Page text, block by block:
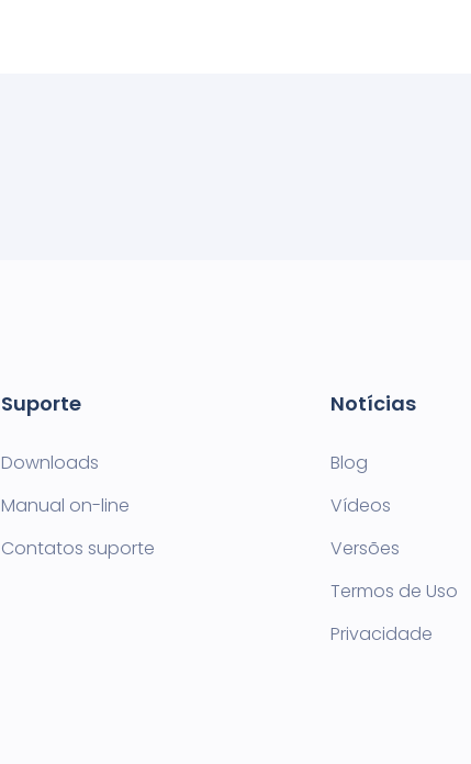
Suporte
Downloads
Manual on-line
Contatos suporte
Notícias
Blog
Vídeos
Versões
Termos de Uso
Privacidade